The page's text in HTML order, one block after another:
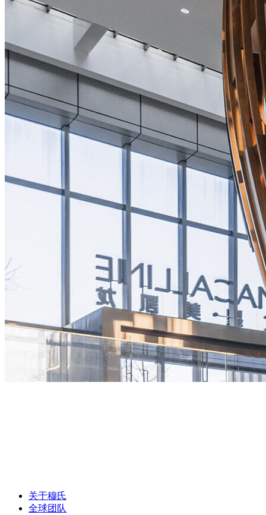
关于穆氏
全球团队